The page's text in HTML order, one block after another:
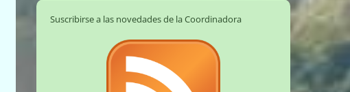
Suscribirse a las novedades de la Coordinadora